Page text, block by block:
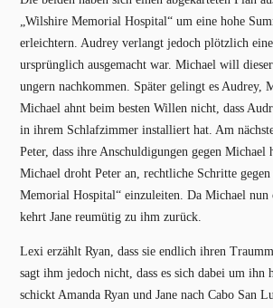
„Wilshire Memorial Hospital“ um eine hohe
erleichtern. Audrey verlangt jedoch plötzlich
ursprünglich ausgemacht war. Michael will
ungern nachkommen. Später gelingt es Audrey,
Michael ahnt beim besten Willen nicht, dass
in ihrem Schlafzimmer installiert hat. Am
Peter, dass ihre Anschuldigungen gegen Michael
Michael droht Peter an, rechtliche Schritte gegen
Memorial Hospital“ einzuleiten. Da Michael
kehrt Jane reumütig zu ihm zurück.
Lexi erzählt Ryan, dass sie endlich ihren
sagt ihm jedoch nicht, dass es sich dabei um ihn
schickt Amanda Ryan und Jane nach Cabo San